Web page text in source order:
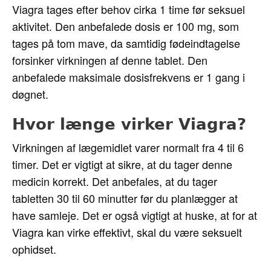
Viagra tages efter behov cirka 1 time før seksuel
aktivitet. Den anbefalede dosis er 100 mg, som
tages på tom mave, da samtidig fødeindtagelse
forsinker virkningen af ​​denne tablet. Den
anbefalede maksimale dosisfrekvens er 1 gang i
døgnet.
Hvor længe virker Viagra?
Virkningen af ​​lægemidlet varer normalt fra 4 til 6
timer. Det er vigtigt at sikre, at du tager denne
medicin korrekt. Det anbefales, at du tager
tabletten 30 til 60 minutter før du planlægger at
have samleje. Det er også vigtigt at huske, at for at
Viagra kan virke effektivt, skal du være seksuelt
ophidset.